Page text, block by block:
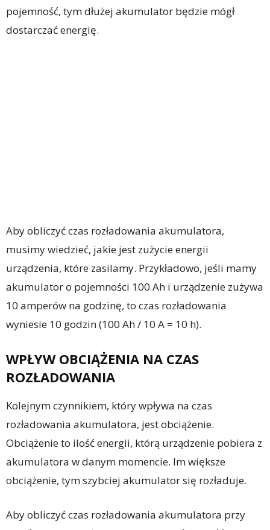
pojemność, tym dłużej akumulator będzie mógł
dostarczać energię.
Aby obliczyć czas rozładowania akumulatora,
musimy wiedzieć, jakie jest zużycie energii
urządzenia, które zasilamy. Przykładowo, jeśli mamy
akumulator o pojemności 100 Ah i urządzenie zużywa
10 amperów na godzinę, to czas rozładowania
wyniesie 10 godzin (100 Ah / 10 A = 10 h).
WPŁYW OBCIĄŻENIA NA CZAS
ROZŁADOWANIA
Kolejnym czynnikiem, który wpływa na czas
rozładowania akumulatora, jest obciążenie.
Obciążenie to ilość energii, którą urządzenie pobiera z
akumulatora w danym momencie. Im większe
obciążenie, tym szybciej akumulator się rozładuje.
Aby obliczyć czas rozładowania akumulatora przy